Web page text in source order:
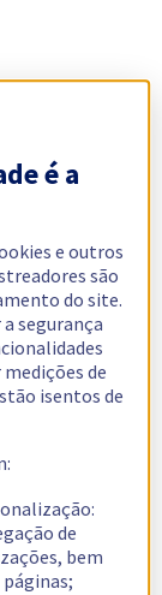
é a
e outros
são
do site.
segurança
de
isentos de
de
bem